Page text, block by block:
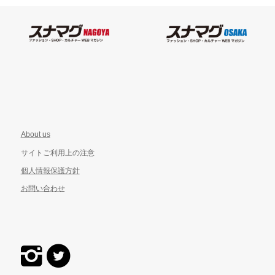
About us
サイトご利用上の注意
個人情報保護方針
お問い合わせ